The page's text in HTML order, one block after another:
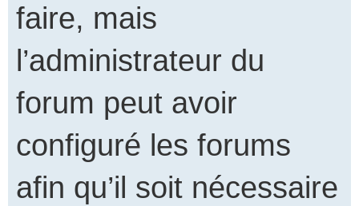
faire, mais
l’administrateur du
forum peut avoir
configuré les forums
afin qu’il soit nécessaire